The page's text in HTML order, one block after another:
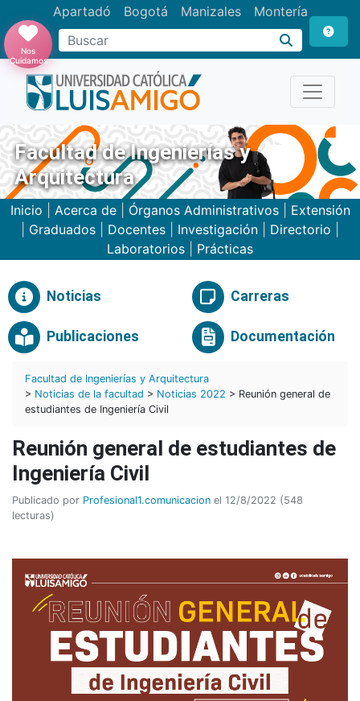
Apartadó Bogotá Manizales Montería
Buscar
Nos
Cuidamos
Facultad de Ingenierías y
Arquitectura
Inicio Acerca de| Órganos Administrativos| Extensión
Graduados Docentes Investigación Directorio
Laboratorios
Prácticas
Noticias Carreras
Publicaciones Documentación
Facultad de Ingenierías y Arquitectura
> Noticias de la facultad > Noticias 2022 > Reunión general de
estudiantes de Ingeniería Civil
Reunión general de estudiantes de
Ingeniería Civil
Publicado por Profesional1.comunicacion el 12/8/2022 (548
lecturas)